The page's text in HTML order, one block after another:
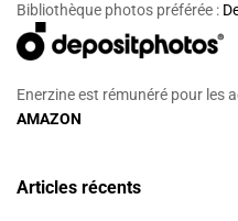
Bibliothèque photos préférée :
Enerzine est rémunéré pour les
AMAZON
Articles récents